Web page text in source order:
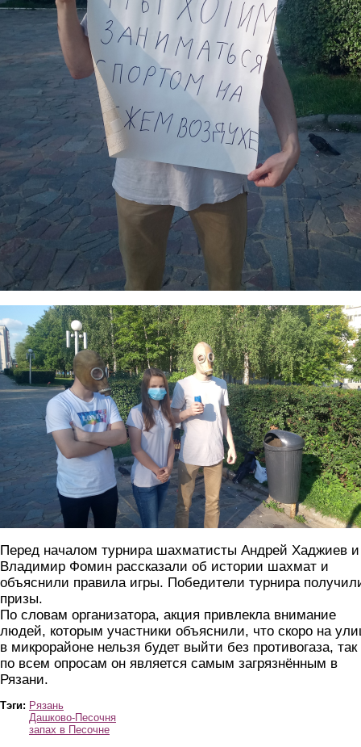
11_chelovek3.png
Перед началом турнира шахматисты Андрей Хаджиев и
Владимир Фомин рассказали об истории шахмат и
объяснили правила игры. Победители турнира
призы.
По словам организатора, акция привлекла внимание
людей, которым участники объяснили, что скоро на
в микрорайоне нельзя будет выйти без противогаза, так
по всем опросам он является самым загрязнённым в
Рязани.
Тэги: Рязань
Дашково-Песочня
запах в Песочне